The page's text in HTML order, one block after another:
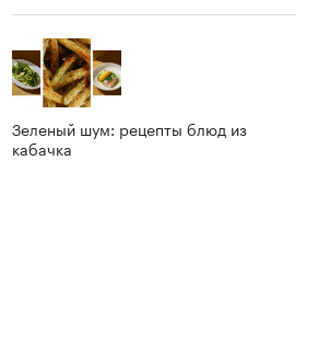
Зеленый шум: рецепты блюд из
кабачка